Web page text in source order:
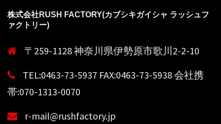
株式会社RUSH FACTORY(カブシキガイシャ ラッシュフ
ァクトリー)
〒259-1128 神奈川県伊勢原市歌川2-2-10
TEL:0463-73-5937 FAX:0463-73-5938 会社携
帯:070-1313-0070
r-mail@rushfactory.jp